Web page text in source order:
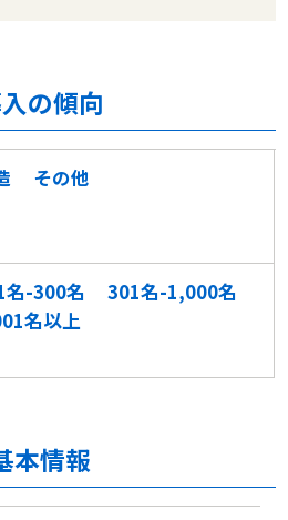
の傾向
その他
名-300名
301名-1,000名
名以上
本情報